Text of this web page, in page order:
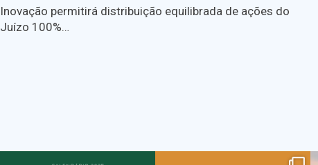
Inovação permitirá distribuição equilibrada de ações do
Juízo 100%…